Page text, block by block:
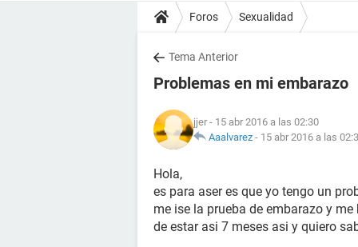
Foros Sexualidad
Tema Anterior
Problemas en mi embarazo
jjer - 15 abr 2016 a las 02:30
Aaalvarez - 15 abr 2016 a las
Hola,
es para aser es que yo tengo un
me ise la prueba de embarazo y
de estar asi 7 meses asi y quiero